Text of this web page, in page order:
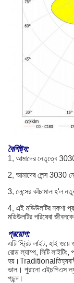
বৈশিষ্ট্য:
1, আমাদের নেতৃত্বে 3030
2, আমাদের লেন্স 3030
3, লেন্সের কাঁচামাল হ'ল
4, এই মডিউলটির নকশা
মডিউলটির পরিষেবা জীবনকে
প্রয়োগ:
এটি স্ট্রিট লাইট, হাই
রোড ল্যাম্প, সিটি লাইটিং,
হয়।Traditionalতিহ্যবাহী
ভাল। পুরানো এইচপিএস
পছন্দ।